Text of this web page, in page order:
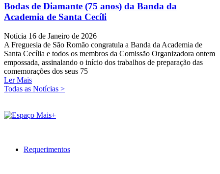
Bodas de Diamante (75 anos) da Banda da
Academia de Santa Cecíli
Notícia 16 de Janeiro de 2026
A Freguesia de São Romão congratula a Banda da Academia de
Santa Cecília e todos os membros da Comissão Organizadora ontem
empossada, assinalando o início dos trabalhos de preparação das
comemorações dos seus 75
Ler Mais
Todas as Notícias >
Requerimentos